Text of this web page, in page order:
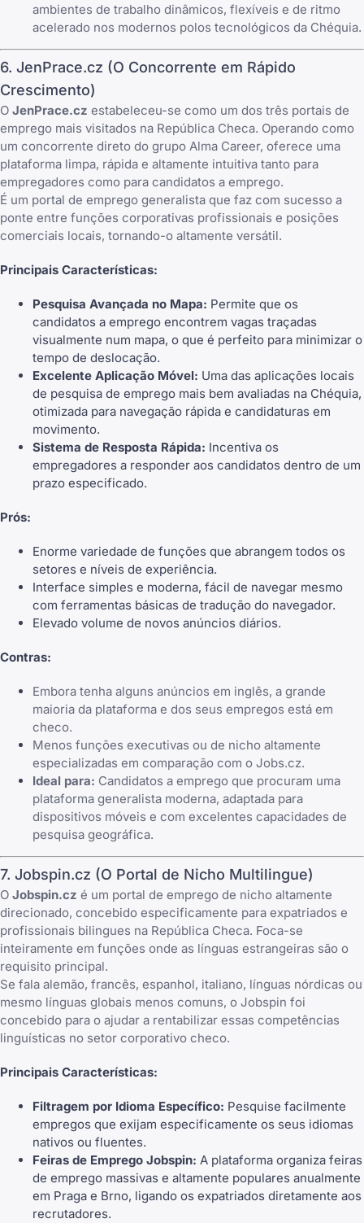
ambientes de trabalho dinâmicos, flexíveis e de ritmo
acelerado nos modernos polos tecnológicos da Chéquia.
6. JenPrace.cz (O Concorrente em Rápido
Crescimento)
O JenPrace.cz estabeleceu-se como um dos três portais de
emprego mais visitados na República Checa. Operando como
um concorrente direto do grupo Alma Career, oferece uma
plataforma limpa, rápida e altamente intuitiva tanto para
empregadores como para candidatos a emprego.
É um portal de emprego generalista que faz com sucesso a
ponte entre funções corporativas profissionais e posições
comerciais locais, tornando-o altamente versátil.
Principais Características:
Pesquisa Avançada no Mapa: Permite que os
candidatos a emprego encontrem vagas traçadas
visualmente num mapa, o que é perfeito para minimizar o
tempo de deslocação.
Excelente Aplicação Móvel: Uma das aplicações locais
de pesquisa de emprego mais bem avaliadas na Chéquia,
otimizada para navegação rápida e candidaturas em
movimento.
Sistema de Resposta Rápida: Incentiva os
empregadores a responder aos candidatos dentro de um
prazo especificado.
Prós:
Enorme variedade de funções que abrangem todos os
setores e níveis de experiência.
Interface simples e moderna, fácil de navegar mesmo
com ferramentas básicas de tradução do navegador.
Elevado volume de novos anúncios diários.
Contras:
Embora tenha alguns anúncios em inglês, a grande
maioria da plataforma e dos seus empregos está em
checo.
Menos funções executivas ou de nicho altamente
especializadas em comparação com o Jobs.cz.
Ideal para: Candidatos a emprego que procuram uma
plataforma generalista moderna, adaptada para
dispositivos móveis e com excelentes capacidades de
pesquisa geográfica.
7. Jobspin.cz (O Portal de Nicho Multilingue)
O Jobspin.cz é um portal de emprego de nicho altamente
direcionado, concebido especificamente para expatriados e
profissionais bilingues na República Checa. Foca-se
inteiramente em funções onde as línguas estrangeiras são o
requisito principal.
Se fala alemão, francês, espanhol, italiano, línguas nórdicas ou
mesmo línguas globais menos comuns, o Jobspin foi
concebido para o ajudar a rentabilizar essas competências
linguísticas no setor corporativo checo.
Principais Características:
Filtragem por Idioma Específico: Pesquise facilmente
empregos que exijam especificamente os seus idiomas
nativos ou fluentes.
Feiras de Emprego Jobspin: A plataforma organiza feiras
de emprego massivas e altamente populares anualmente
em Praga e Brno, ligando os expatriados diretamente aos
recrutadores.